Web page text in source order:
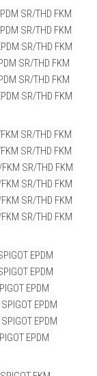
SR/THD FKM
SR/THD FKM
SR/THD FKM
SR/THD FKM
SR/THD FKM
SR/THD FKM
SR/THD FKM
SR/THD FKM
SR/THD FKM
SR/THD FKM
SR/THD FKM
SR/THD FKM
EPDM
EPDM
EPDM
EPDM
EPDM
EPDM